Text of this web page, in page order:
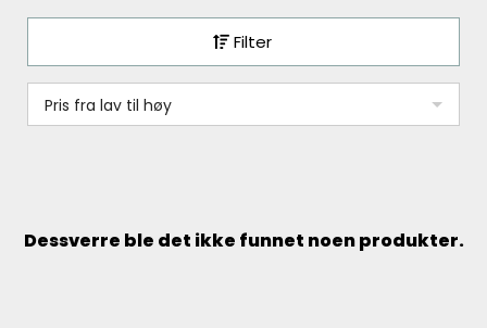
Filter
Pris fra lav til høy
Dessverre ble det ikke funnet noen produkter.